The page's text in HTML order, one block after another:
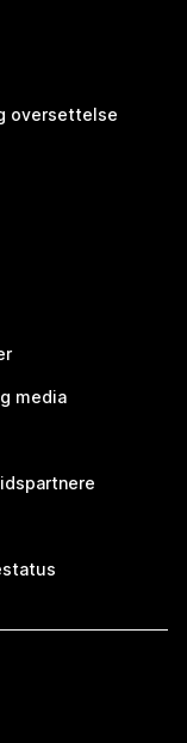
oversettelse
media